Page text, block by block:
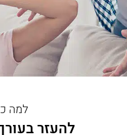
למה
להעזר